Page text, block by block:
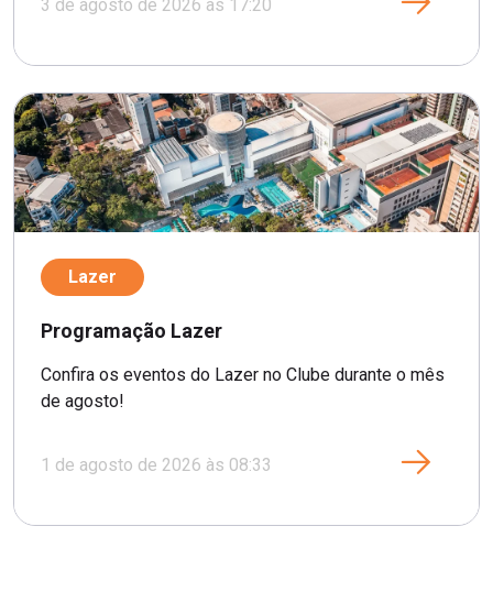
3 de agosto de 2026 às 17:20
Lazer
Programação Lazer
Confira os eventos do Lazer no Clube durante o mês
de agosto!
1 de agosto de 2026 às 08:33